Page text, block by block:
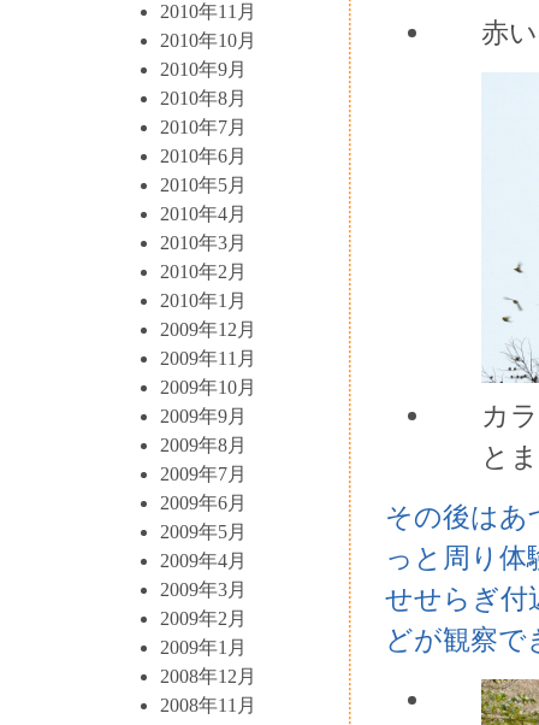
2010年11月
2010年10月
2010年9月
2010年8月
2010年7月
2010年6月
2010年5月
2010年4月
2010年3月
2010年2月
2010年1月
2009年12月
2009年11月
2009年10月
2009年9月
2009年8月
2009年7月
2009年6月
2009年5月
2009年4月
2009年3月
2009年2月
2009年1月
2008年12月
2008年11月
赤
カ
と
その後はあ
っと周り体
せせらぎ付
どが観察で